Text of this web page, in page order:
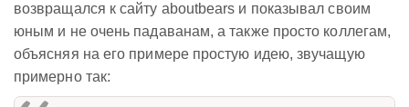
возвращался к сайту aboutbears и показывал своим
юным и не очень падаванам, а также просто коллегам,
объясняя на его примере простую идею, звучащую
примерно так: